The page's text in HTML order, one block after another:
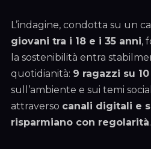
L’indagine, condotta su un
giovani tra i 18 e i 35 anni,
la sostenibilità entra
quotidianità: 9 ragazzi su 10
sull’ambiente e sui temi
attraverso canali digitali e
risparmiano con regolarità.